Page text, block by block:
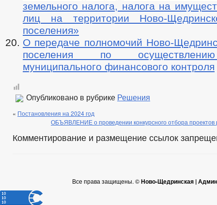
земельного налога, налога на
лиц на территории Ново-
поселения»
О передаче полномочий Ново-
поселения по
муниципального финансового контроля
Опубликовано в рубрике Решения
« Постановления на 2024 год
ОБЪЯВЛЕНИЕ о проведении конкурсного отбора проектов
Комментирование и размещение ссылок
Все права защищены. ©Ново-Щедринская |